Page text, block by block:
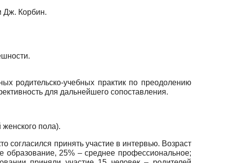
Дж. Корбин.
родительско-учебных практик по преодолению
для дальнейшего сопоставления.
пола).
согласился принять участие в интервью. Возраст
25% – среднее профессиональное;